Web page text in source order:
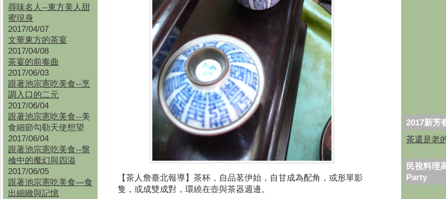
尋味名人--東方美人甜
蜜現身
2017/04/07
文華東方的茶宴
2017/04/08
茶宴的前奏曲
2017/06/03
跟著池宗憲吃美食--烹
調入口的二元
2017/06/04
跟著池宗憲吃美食--美
食細節勾勒天使想望
2017/06/04
跟著池宗憲吃美食--盤
飧中的魔幻與四溢
2017/06/05
跟著池宗憲吃美食—食
出細緻與記憶
【茶人詹臺北報導】 茶杯，自品茗伊始，自甘成為配角，或形單影
隻，或成雙成對，環繞在壺與茶器週邊。
2017新芳
茶還是老
民視料理
Party